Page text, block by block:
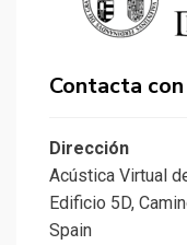
Contacta
Dirección
Acústica Virtual
Edificio 5D,
Spain